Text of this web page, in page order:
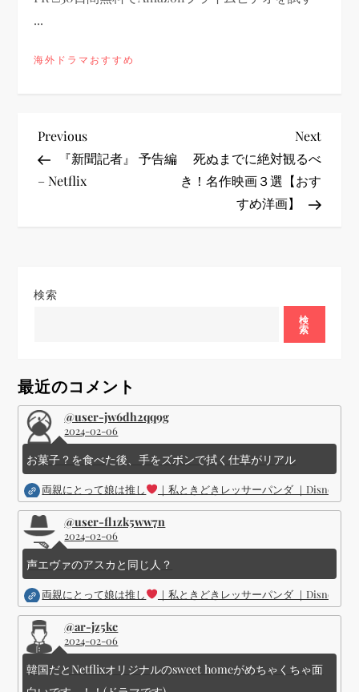
...
海外ドラマおすすめ
投
稿
ゲ
シ
ョ
ン
Previous
Post
Previous
『新聞記者』 予告編
– Netflix
Next
Post
Next
死ぬまでに絶対観るべ
き！名作映画３選【おす
すめ洋画】
検索
検
索
最近のコメント
@user-jw6dh2qq9g
2024-02-06
お菓子？を食べた後、手をズボンで拭く仕草がリアル
両親にとって娘は推し ｜私ときどきレッサーパンダ ｜Disney (
@user-fl1zk5ww7n
2024-02-06
声エヴァのアスカと同じ人？
両親にとって娘は推し ｜私ときどきレッサーパンダ ｜Disney (
@ar-jz5kc
2024-02-06
韓国だとNetflixオリジナルのsweet homeがめちゃくちゃ面